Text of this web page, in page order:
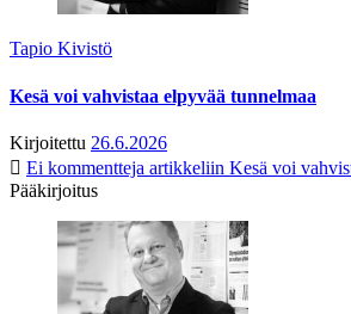
Tapio Kivistö
Kesä voi vahvistaa elpyvää tunnelmaa
Kirjoitettu 26.6.2026
Ei kommentteja artikkeliin Kesä voi
Pääkirjoitus